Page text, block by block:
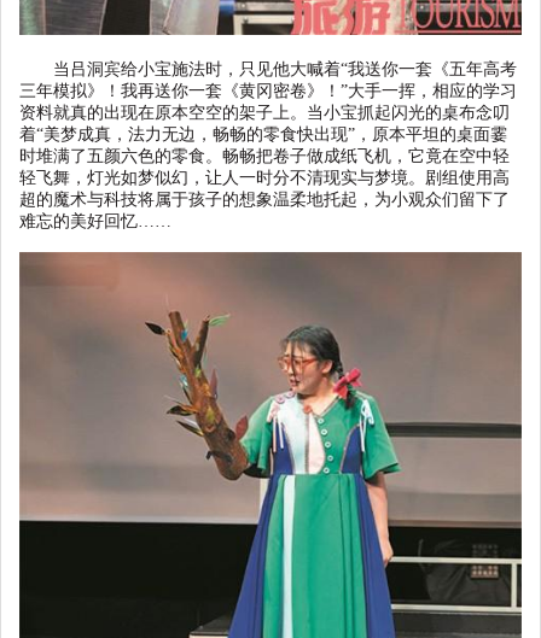
当吕洞宾给小宝施法时，只见他大喊着“我送你一套《五年高考
三年模拟》！我再送你一套《黄冈密卷》！ ”大手一挥，相应的学习
资料就真的出现在原本空空的架子 上。当小宝抓起闪光的桌布念叨
着“美梦成真，法力无边，畅畅的零食快出现” ，原本平坦的桌面霎
时堆满了五颜六色的零食。畅畅把卷子做成纸飞机，它竟在空中轻
轻飞舞，灯光如梦似幻，让人一时分不清现实与梦境。剧组使用高
超的魔术与科技将属于孩子的想象温柔地托起，为小观众们留下了
难忘的美好回忆